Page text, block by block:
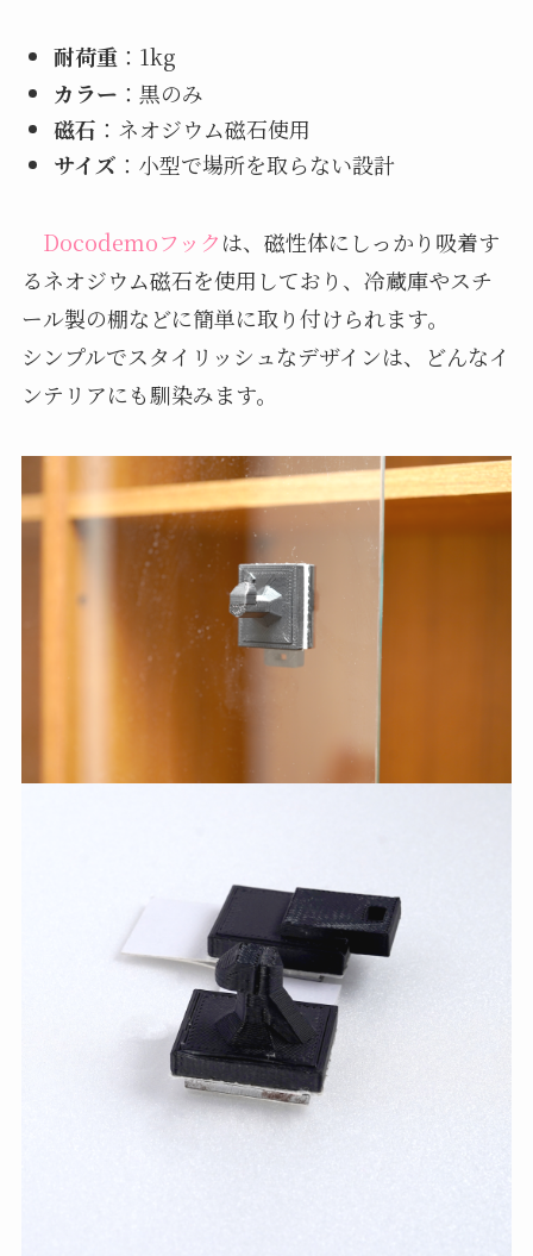
耐荷重 ：1kg
カラー ：黒のみ
磁石 ：ネオジウム磁石使用
サイズ ：小型で場所を取らない設計
Docodemoフックは、磁性体にしっかり吸着す
るネオジウム磁石を使用しており、冷蔵庫やスチ
ール製の棚などに簡単に取り付けられます。
シンプルでスタイリッシュなデザインは、どんなイ
ンテリアにも馴染みます。